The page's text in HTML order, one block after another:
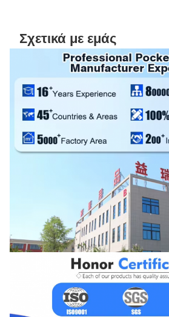
Σχετικά με εμάς